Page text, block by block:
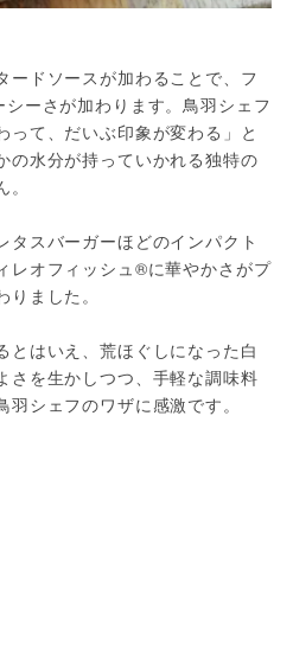
ードソースが加わることで、フ
ーさが加わります。鳥羽シェフ
って、だいぶ印象が変わる」と
の水分が持っていかれる独特の
タスバーガーほどのインパクト
レオフィッシュ®に華やかさがプ
ました。
とはいえ、荒ほぐしになった白
さを生かしつつ、手軽な調味料
シェフのワザに感激です。